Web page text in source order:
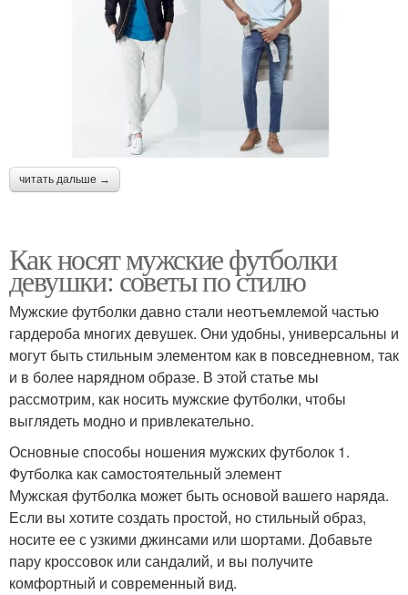
читать дальше →
Как носят мужские футболки
девушки: советы по стилю
Мужские футболки давно стали неотъемлемой частью
гардероба многих девушек. Они удобны, универсальны и
могут быть стильным элементом как в повседневном, так
и в более нарядном образе. В этой статье мы
рассмотрим, как носить мужские футболки, чтобы
выглядеть модно и привлекательно.
Основные способы ношения мужских футболок 1.
Футболка как самостоятельный элемент
Мужская футболка может быть основой вашего наряда.
Если вы хотите создать простой, но стильный образ,
носите ее с узкими джинсами или шортами. Добавьте
пару кроссовок или сандалий, и вы получите
комфортный и современный вид.